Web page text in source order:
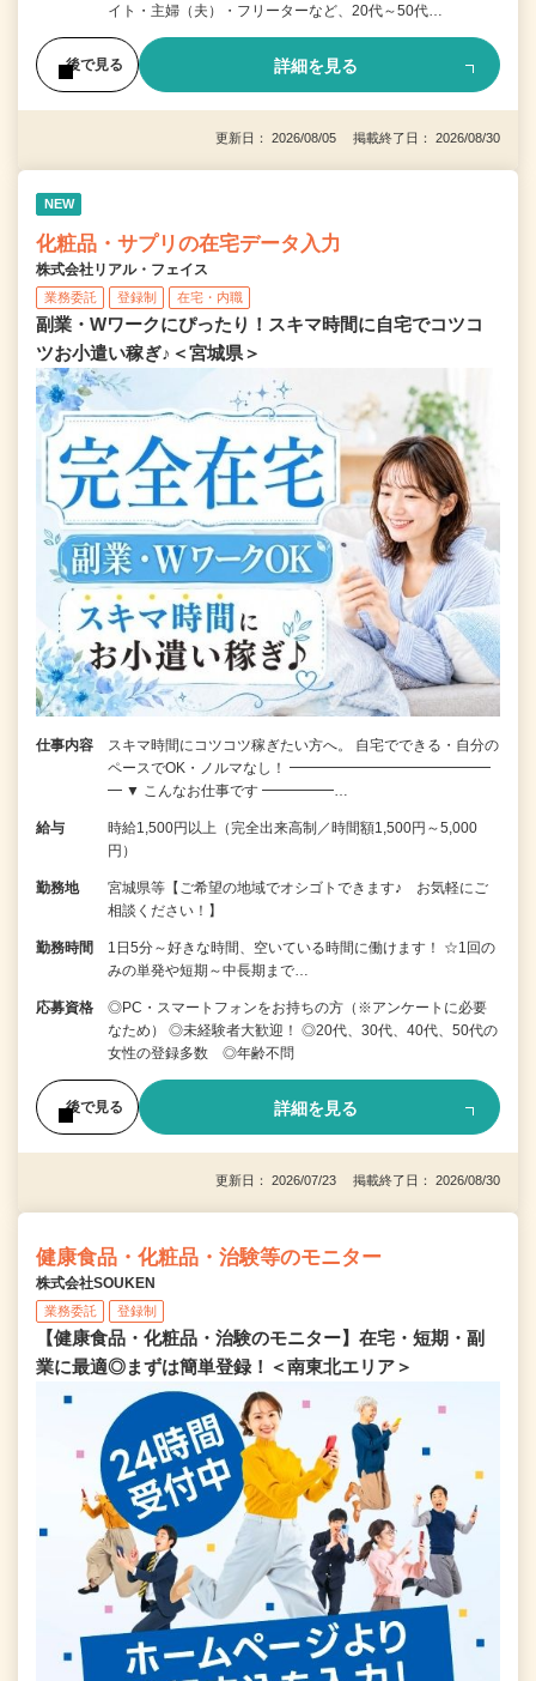
イト・主婦（夫）・フリーターなど、20代～50代…
後で見る 詳細を見る
更新日： 2026/08/05 掲載終了日： 2026/08/30
NEW
化粧品・サプリの在宅データ入力
株式会社リアル・フェイス
業務委託 登録制 在宅・内職
副業・Wワークにぴったり！スキマ時間に自宅でコツコ
ツお小遣い稼ぎ♪＜宮城県＞
仕事内容
スキマ時間にコツコツ稼ぎたい方へ。 自宅でできる・自分の
ペースでOK・ノルマなし！ ━━━━━━━━━━━━━━
━ ▼ こんなお仕事です ━━━━━…
給与
時給1,500円以上（完全出来高制／時間額1,500円～5,000
円）
勤務地
宮城県等【ご希望の地域でオシゴトできます♪ お気軽にご
相談ください！】
勤務時間
1日5分～好きな時間、空いている時間に働けます！ ☆1回の
みの単発や短期～中長期まで…
応募資格
◎PC・スマートフォンをお持ちの方（※アンケートに必要
なため） ◎未経験者大歓迎！ ◎20代、30代、40代、50代の
女性の登録多数 ◎年齢不問
後で見る 詳細を見る
更新日： 2026/07/23 掲載終了日： 2026/08/30
健康食品・化粧品・治験等のモニター
株式会社SOUKEN
業務委託 登録制
【健康食品・化粧品・治験のモニター】在宅・短期・副
業に最適◎まずは簡単登録！＜南東北エリア＞